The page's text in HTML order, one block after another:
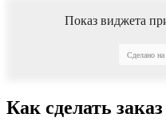
Показ виджета
Сделано на
Как сделать заказ